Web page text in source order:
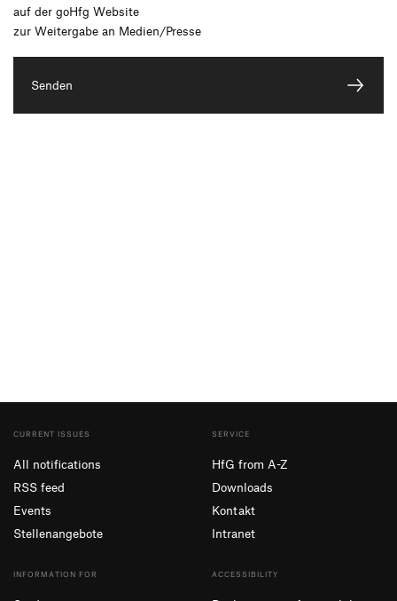
auf der goHfg Website
zur Weitergabe an Medien/Presse
Senden
CURRENT ISSUES
All notifications
RSS feed
Events
Stellenangebote
SERVICE
HfG from A-Z
Downloads
Kontakt
Intranet
INFORMATION FOR ACCESSIBILITY